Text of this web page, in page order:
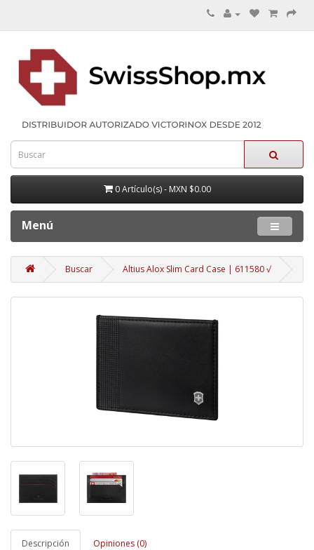
0 Artículo(s) - MXN $0.00
Menú
Buscar Altius Alox Slim Card Case | 611580 √
Descripción Opiniones (0)